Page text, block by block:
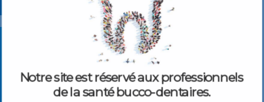
Notre site est réservé aux professionnels
de la santé bucco-dentaires.